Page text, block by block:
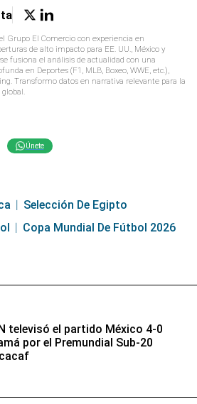
Grupo El Comercio con experiencia en
de alto impacto para EE. UU., México y
fusiona el análisis de actualidad con una
en Deportes (F1, MLB, Boxeo, WWE, etc.),
Transformo datos en narrativa relevante para la
Únete
Selección De Egipto
Copa Mundial De Fútbol 2026
televisó el partido México 4-0
por el Premundial Sub-20